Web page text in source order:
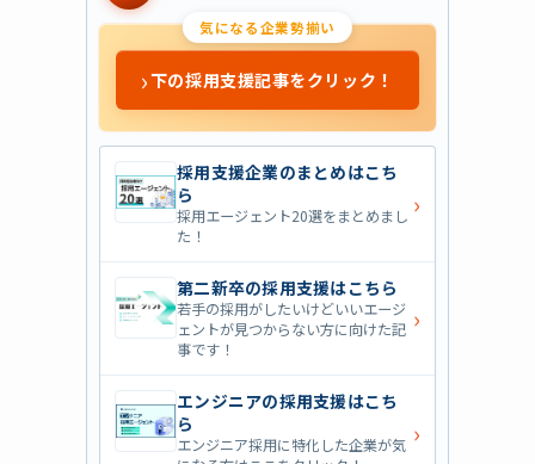
気になる企業勢揃い
›下の採用支援記事をクリック！
採用支援企業のまとめはこち
ら
採用エージェント20選をまとめまし
た！
›
第二新卒の採用支援はこちら
若手の採用がしたいけどいいエージ
ェントが見つからない方に向けた記
事です！
›
エンジニアの採用支援はこち
ら
エンジニア採用に特化した企業が気 ›